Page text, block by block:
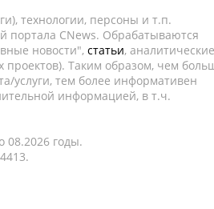
технологии, персоны и т.п.
портала CNews. Обрабатываются
новости", статьи, аналитические
Таким образом, чем
услуги, тем более информативен
информацией, в т.ч.
08.2026 годы.